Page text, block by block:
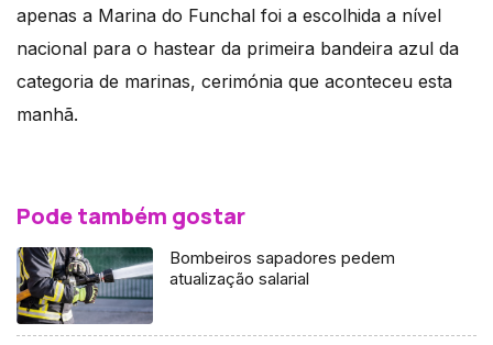
apenas a Marina do Funchal foi a escolhida a nível
nacional para o hastear da primeira bandeira azul da
categoria de marinas, cerimónia que aconteceu esta
manhã.
Pode também gostar
Bombeiros sapadores pedem
atualização salarial